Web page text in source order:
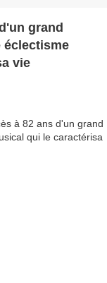
grand
éclectisme
vie